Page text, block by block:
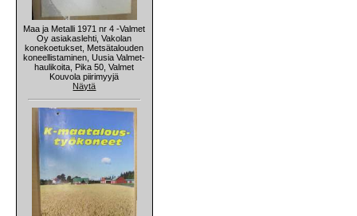
Maa ja Metalli 1971 nr 4 -Valmet
Oy asiakaslehti, Vakolan
konekoetukset, Metsätalouden
koneellistaminen, Uusia Valmet-
haulikoita, Pika 50, Valmet
Kouvola piirimyyjä
Näytä